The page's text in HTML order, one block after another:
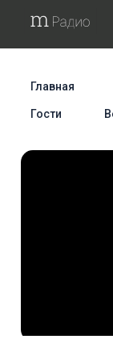
Главная
Гости